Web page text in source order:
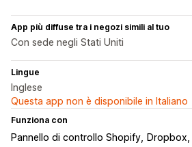
App più diffuse tra i negozi simili al tuo
Con sede negli Stati Uniti
Lingue
Inglese
Questa app non è disponibile in Italiano
Funziona con
Pannello di controllo Shopify Dropbox